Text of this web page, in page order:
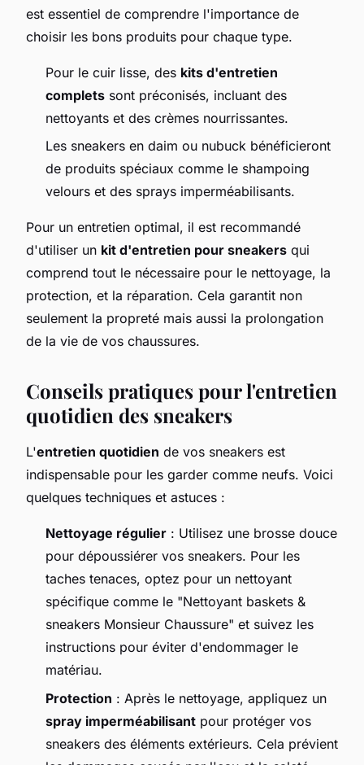
est essentiel de comprendre l'importance de
choisir les bons produits pour chaque type.
Pour le cuir lisse, des kits d'entretien
complets sont préconisés, incluant des
nettoyants et des crèmes nourrissantes.
Les sneakers en daim ou nubuck bénéficieront
de produits spéciaux comme le shampoing
velours et des sprays imperméabilisants.
Pour un entretien optimal, il est recommandé
d'utiliser un kit d'entretien pour sneakers qui
comprend tout le nécessaire pour le nettoyage, la
protection, et la réparation. Cela garantit non
seulement la propreté mais aussi la prolongation
de la vie de vos chaussures.
Conseils pratiques pour l'entretien
quotidien des sneakers
L'entretien quotidien de vos sneakers est
indispensable pour les garder comme neufs. Voici
quelques techniques et astuces :
Nettoyage régulier : Utilisez une brosse douce
pour dépoussiérer vos sneakers. Pour les
taches tenaces, optez pour un nettoyant
spécifique comme le "Nettoyant baskets &
sneakers Monsieur Chaussure" et suivez les
instructions pour éviter d'endommager le
matériau.
Protection : Après le nettoyage, appliquez un
spray imperméabilisant pour protéger vos
sneakers des éléments extérieurs. Cela prévient